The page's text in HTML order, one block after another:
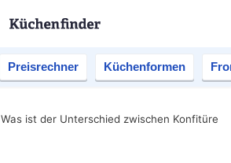
Preisrechner Küchenformen
Was ist der Unterschied zwischen Konfitüre